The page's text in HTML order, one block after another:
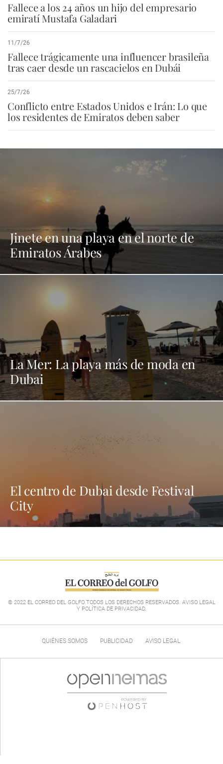
Fallece a los 24 años un hijo del empresario
emiratí Mustafa Galadari
11/7/26
Fallece trágicamente una influencer brasileña
tras caer desde un rascacielos en Dubái
25/7/26
Conflicto entre Estados Unidos e Irán: Lo que
los residentes de Emiratos deben saber
Jinete en una playa en el norte de
Emiratos Árabes
La Mer: La playa más de moda en
Dubai
El centro de Dubai desde Festival
City
© 2022 EL CORREO DEL GOLFO TODOS LOS DERECHOS RESERVADOS. AVISO LEGAL
Y POLÍTICA DE PRIVACIDAD.
QUIÉNES SOMOS PUBLICIDAD AVISO LEGAL